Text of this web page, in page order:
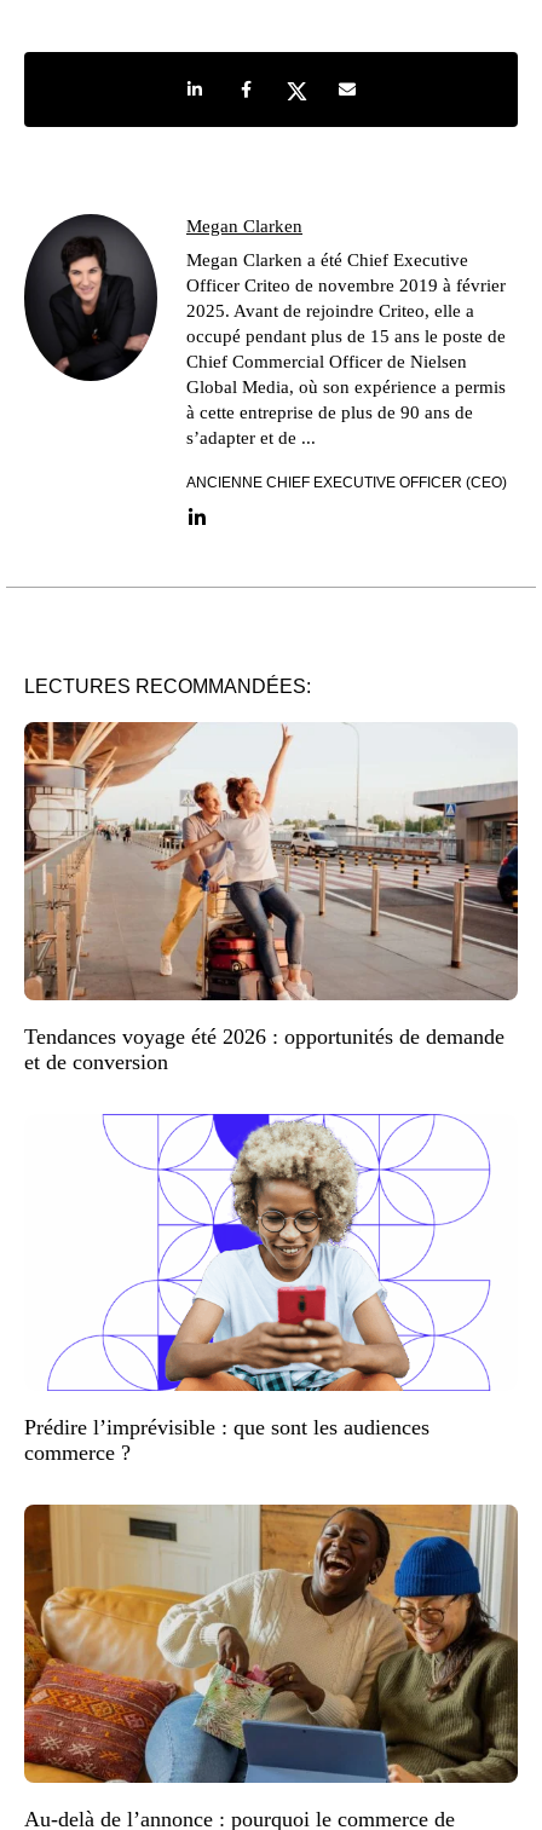
Share on LinkedIn
Share on Facebook
Share on TwitterShare by e-mail
Megan Clarken
Megan Clarken a été Chief Executive
Officer Criteo de novembre 2019 à février
2025. Avant de rejoindre Criteo, elle a
occupé pendant plus de 15 ans le poste de
Chief Commercial Officer de Nielsen
Global Media, où son expérience a permis
à cette entreprise de plus de 90 ans de
s’adapter et de ...
ANCIENNE CHIEF EXECUTIVE OFFICER (CEO)
LinkedIn link
LECTURES RECOMMANDÉES:
Tendances voyage été 2026 : opportunités de demande
et de conversion
Prédire l’imprévisible : que sont les audiences
commerce ?
Au-delà de l’annonce : pourquoi le commerce de